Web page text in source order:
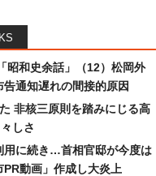
昭和史余話」（12）松岡外
通知遅れの間接的原因
非核三原則を踏みにじる高
しさ
用に続き…首相官邸が今度は
PR動画」作成し大炎上